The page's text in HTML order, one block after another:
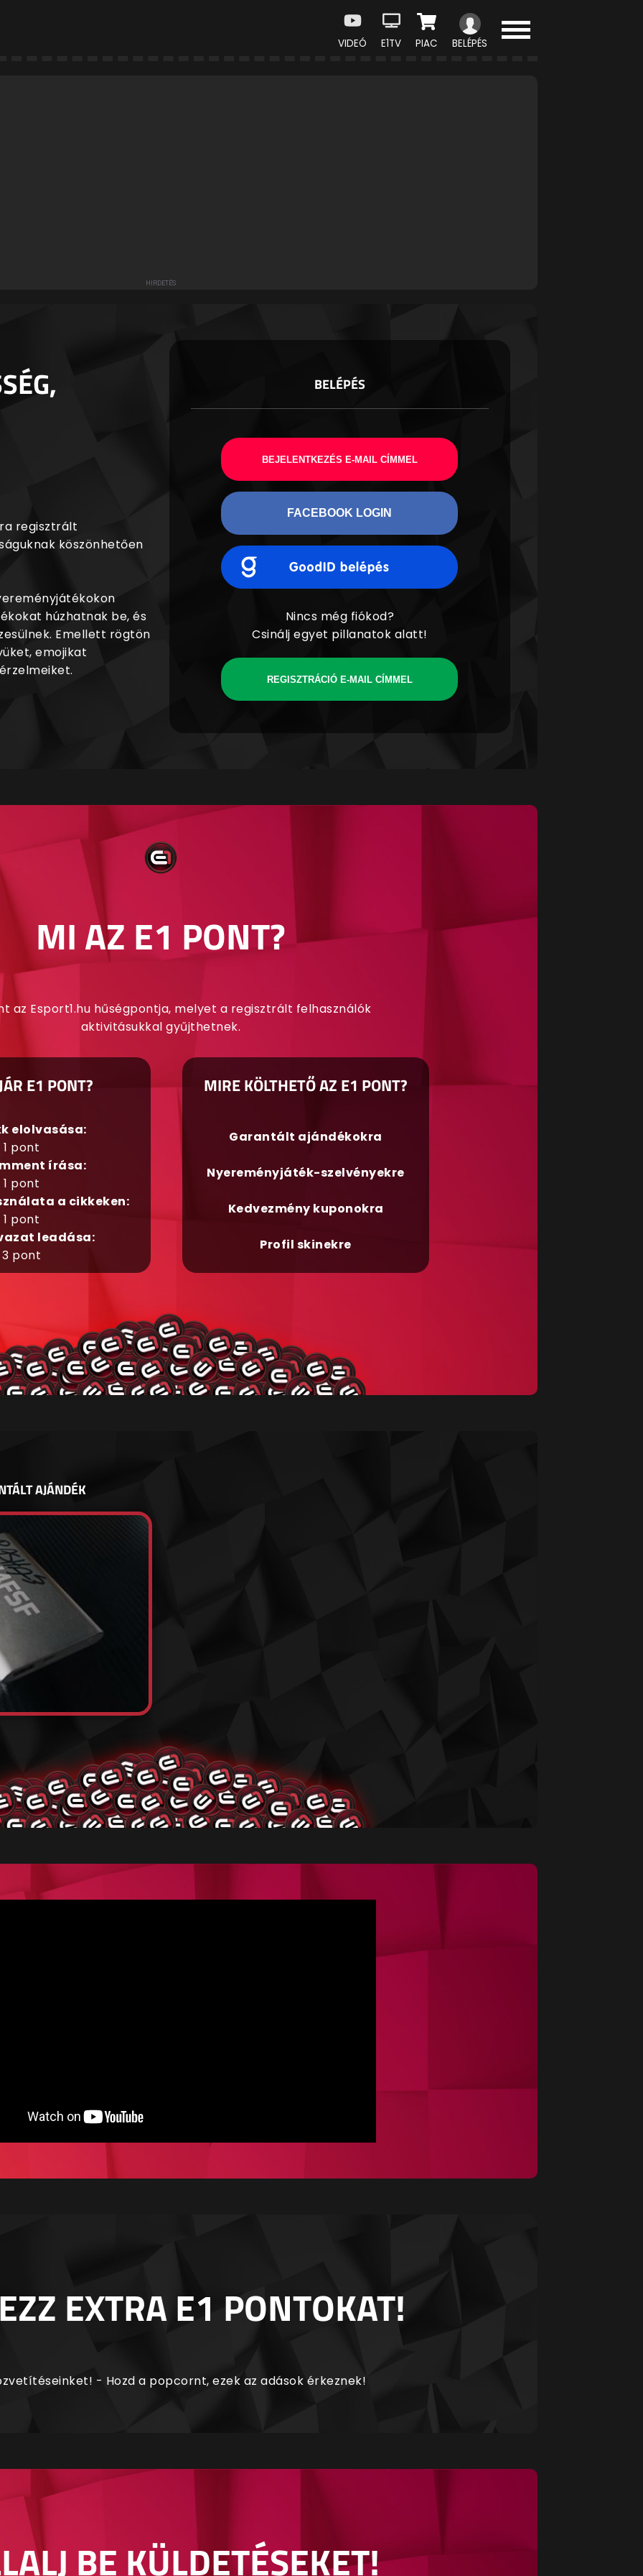
VIDEÓ E1TV PIAC BELÉPÉS
regisztrált
köszönhetően
húzhatnak be, és
Emellett rögtön
emojikat
BELÉPÉS
BEJELENTKEZÉS E-MAIL CÍMMEL
FACEBOOK LOGIN
Nincs még fiókod?
Csinálj egyet pillanatok alatt!
REGISZTRÁCIÓ E-MAIL CÍMMEL
MI AZ E1 PONT?
az Esport1.hu hűségpontja, melyet a regisztrált felhasználók
aktivitásukkal gyűjthetnek.
E1 PONT?
elolvasása:
1 pont
írása:
1 pont
a cikkeken:
1 pont
leadása:
3 pont
MIRE KÖLTHETŐ AZ E1 PONT?
Garantált ajándékokra
Nyereményjáték-szelvényekre
Kedvezmény kuponokra
Profil skinekre
AJÁNDÉK
EXTRA E1 PONTOKAT!
- Hozd a popcornt, ezek az adások érkeznek!
BE KÜLDETÉSEKET!